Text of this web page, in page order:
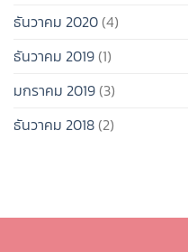
ธันวาคม 2020(4)
ธันวาคม 2019(1)
มกราคม 2019(3)
ธันวาคม 2018(2)